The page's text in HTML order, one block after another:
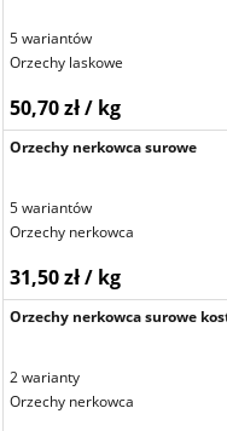
5 wariantów
Orzechy laskowe
50,70 zł / kg
Orzechy nerkowca surowe
5 wariantów
Orzechy nerkowca
31,50 zł / kg
Orzechy nerkowca surowe
2 warianty
Orzechy nerkowca